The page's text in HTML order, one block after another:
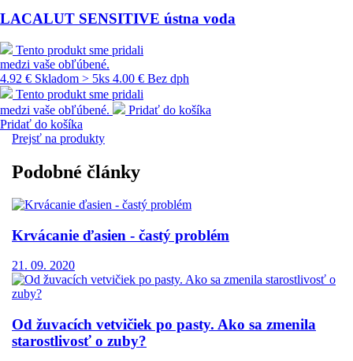
LACALUT SENSITIVE ústna voda
Tento produkt sme pridali
medzi vaše obľúbené.
4.92 € Skladom > 5ks 4.00 € Bez dph
Tento produkt sme pridali
medzi vaše obľúbené.
Pridať do košíka
Pridať do košíka
Prejsť na produkty
Podobné články
Krvácanie ďasien - častý problém
21. 09. 2020
Od žuvacích vetvičiek po pasty. Ako sa zmenila
starostlivosť o zuby?